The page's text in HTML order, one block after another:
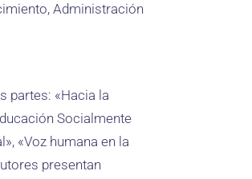
Administración
partes: «Hacia la
Socialmente
«Voz humana en la
presentan